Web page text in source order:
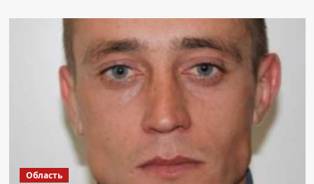
Дніпром
Нацгвардії
протаранила
Lanos:
загинули
водій
річна
пасажирка
легковика
Область